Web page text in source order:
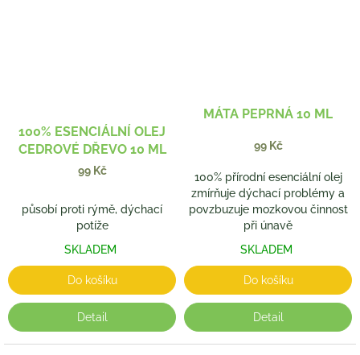
100% ESENCIÁLNÍ OLEJ
CEDROVÉ DŘEVO 10 ML
99 Kč
působí proti rýmě, dýchací
potíže
SKLADEM
Do košíku
Detail
MÁTA PEPRNÁ 10 ML
99 Kč
100% přírodní esenciální olej
zmírňuje dýchací problémy a
povzbuzuje mozkovou činnost
při únavě
SKLADEM
Do košíku
Detail